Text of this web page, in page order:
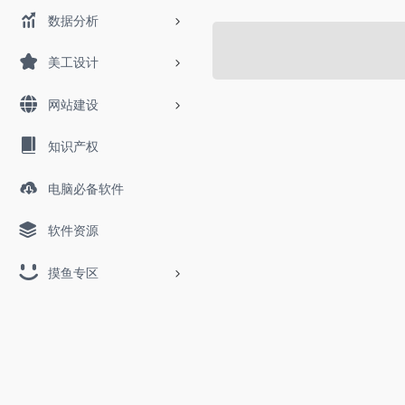
数据分析
美工设计
网站建设
知识产权
电脑必备软件
软件资源
摸鱼专区